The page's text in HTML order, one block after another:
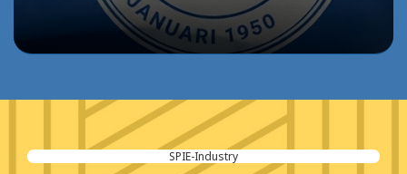
de Bokx Infra & Industriele ServiveBV